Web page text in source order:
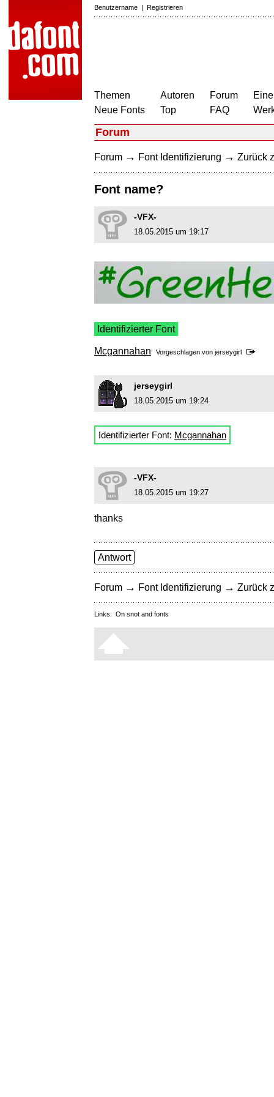
Benutzername | Registrieren
Themen
Neue Fonts
Autoren
Top
Forum
FAQ
Forum
Forum → Font Identifizierung → Zurück
Font name?
-VFX-
18.05.2015 um 19:17
Identifizierter Font
Mcgannahan Vorgeschlagen von jerseygirl
jerseygirl
18.05.2015 um 19:24
Identifizierter Font: Mcgannahan
-VFX-
18.05.2015 um 19:27
thanks
Antwort
Forum → Font Identifizierung → Zurück
Links: On snot and fonts